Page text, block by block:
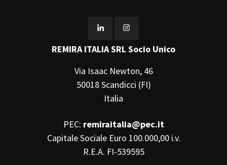
REMIRA ITALIA SRL Socio Unico
Via Isaac Newton, 46
50018 Scandicci (FI)
Italia
PEC: remiraitalia@pec.it
Capitale Sociale Euro 100.000,00 i.v.
R.E.A. FI-539595